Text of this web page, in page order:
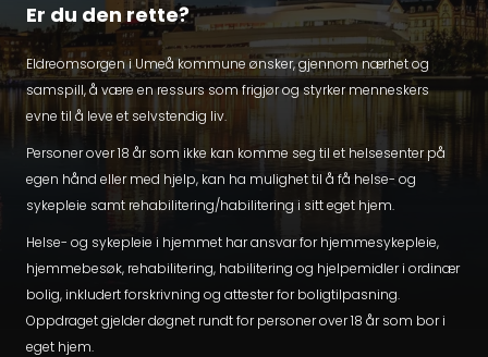
Er du den rette?
Eldreomsorgen i Umeå kommune ønsker, gjennom nærhet og
samspill, å være en ressurs som frigjør og styrker menneskers
evne til å leve et selvstendig liv.
Personer over 18 år som ikke kan komme seg til et helsesenter på
egen hånd eller med hjelp, kan ha mulighet til å få helse- og
sykepleie samt rehabilitering/habilitering i sitt eget hjem.
Helse- og sykepleie i hjemmet har ansvar for hjemmesykepleie,
hjemmebesøk, rehabilitering, habilitering og hjelpemidler i ordinær
bolig, inkludert forskrivning og attester for boligtilpasning.
Oppdraget gjelder døgnet rundt for personer over 18 år som bor i
eget hjem.